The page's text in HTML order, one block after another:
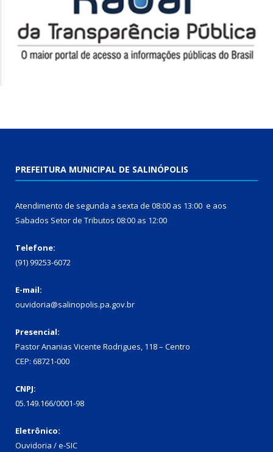
PREFEITURA MUNICIPAL DE SALINÓPOLIS
Atendimento de segunda a sexta de 08:00 as 13:00 e aos
Sabados Setor de Tributos 08:00 as 12:00
Telefone:
(91) 99253-6072
E-mail:
ouvidoria@salinopolis.pa.gov.br
Presencial:
Pastor Ananias Vicente Rodrigues, 118 – Centro
CEP: 68721-000
CNPJ:
05.149.166/0001-98
Eletrônico:
Ouvidoria / e-SIC